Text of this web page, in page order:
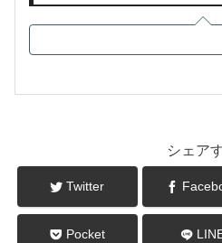
シェア
Twitter
Pocket